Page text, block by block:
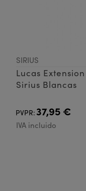
SIRIUS
Lucas
Sirius Blancas
PVPR:37,95 €
IVA incluido